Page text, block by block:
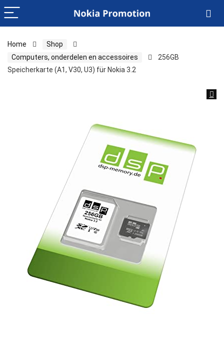
Home
Shop
Computers, onderdelen en accessoires
256GB
Speicherkarte (A1, V30, U3) für Nokia 3.2